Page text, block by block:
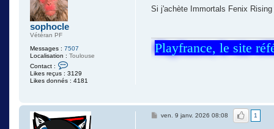
sophocle
Vétéran PF
Messages : 7507
Localisation : Toulouse
Contact :
n
t
t
e
r
Likes reçus : 3129
Likes donnés : 4181
Si j'achète Immortals Fenix
Playfrance, le site
ven. 9 janv. 2026 08:08 J'aime
1